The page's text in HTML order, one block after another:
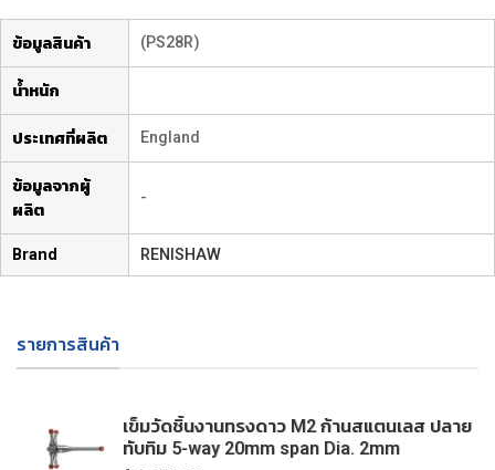
ข้อมูลสินค้า (PS28R)
น้ำหนัก
ประเทศที่ผลิต England
ข้อมูลจากผู้
ผลิต
-
Brand RENISHAW
รายการสินค้า
เข็มวัดชิ้นงานทรงดาว M2 ก้านสแตนเลส ปลาย
ทับทิม 5-way 20mm span Dia. 2mm